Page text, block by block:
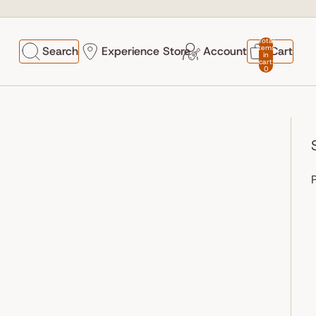
Search Experience Store Account
Total
items
in
cart:
0
Cart